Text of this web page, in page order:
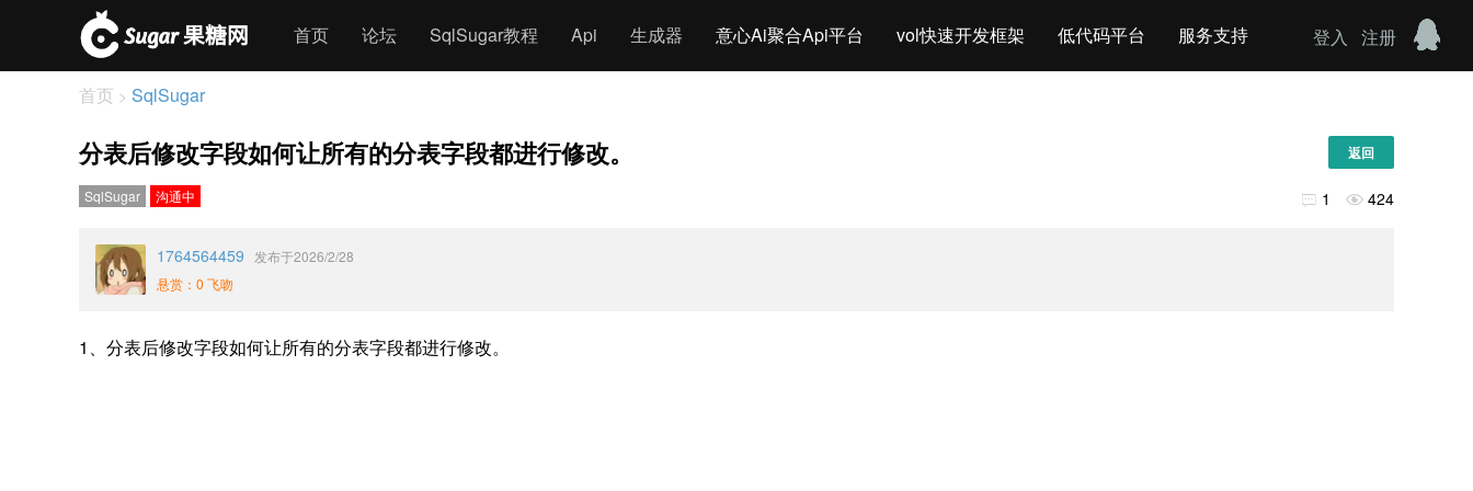
首页 论坛 SqlSugar教程 Api 生成器 意心Ai聚合Api平台 vol快速开发框架 低代码平台 服务支持 登入 注册
首页 > SqlSugar
分表后修改字段如何让所有的分表字段都进行修改。 返回
SqlSugar 沟通中  1  424
1764564459
发布于2026/2/28
悬赏：0 飞吻
1、分表后修改字段如何让所有的分表字段都进行修改。